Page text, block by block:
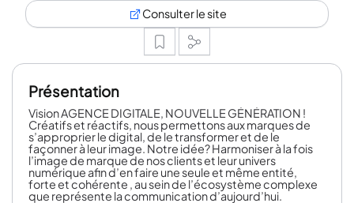
Consulter le site
Présentation
Vision AGENCE DIGITALE, NOUVELLE GÉNÉRATION !
Créatifs et réactifs, nous permettons aux marques de
s’approprier le digital, de le transformer et de le
façonner à leur image. Notre idée? Harmoniser à la fois
l’image de marque de nos clients et leur univers
numérique afin d’en faire une seule et même entité,
forte et cohérente , au sein de l’écosystème complexe
que représente la communication d’aujourd’hui.